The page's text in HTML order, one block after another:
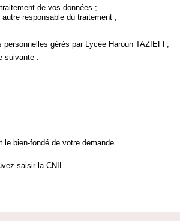
de vos données ;
responsable du traitement ;
gérés par Lycée Haroun TAZIEFF,
suivante :
bien-fondé de votre demande.
saisir la CNIL.